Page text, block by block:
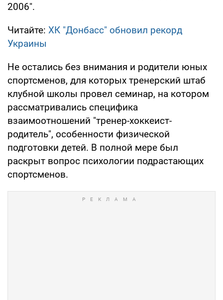
2006".
Читайте: ХК "Донбасс" обновил рекорд
Украины
Не остались без внимания и родители юных
спортсменов, для которых тренерский штаб
клубной школы провел семинар, на котором
рассматривались специфика
взаимоотношений "тренер-хоккеист-
родитель", особенности физической
подготовки детей. В полной мере был
раскрыт вопрос психологии подрастающих
спортсменов.